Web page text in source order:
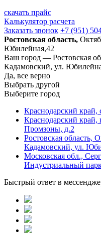
скачать прайс
Калькулятор расчета
Заказать звонок +7 (951)
Ростовская область,
Юбилейная,42
Ваш город — Ростовская
Кадамовский, ул.
Да, все верно
Выбрать другой
Выберите город
Краснодарский край,
Краснодарский край,
Промзоны, д.2
Ростовская область,
Кадамовский, ул.
Московская обл.,
Индустриальный
Быстрый ответ в